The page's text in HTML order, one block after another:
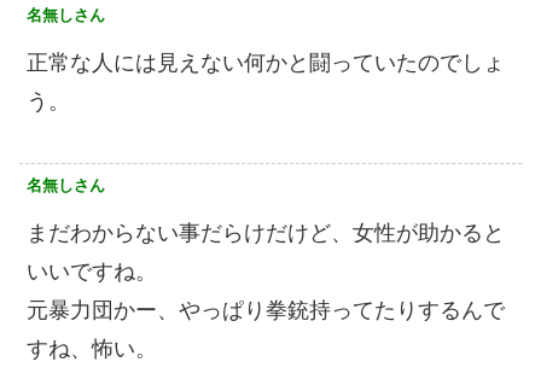
名無しさん
正常な人には見えない何かと闘っていたのでしょ
う。
名無しさん
まだわからない事だらけだけど、女性が助かると
いいですね。
元暴力団かー、やっぱり拳銃持ってたりするんで
すね、怖い。